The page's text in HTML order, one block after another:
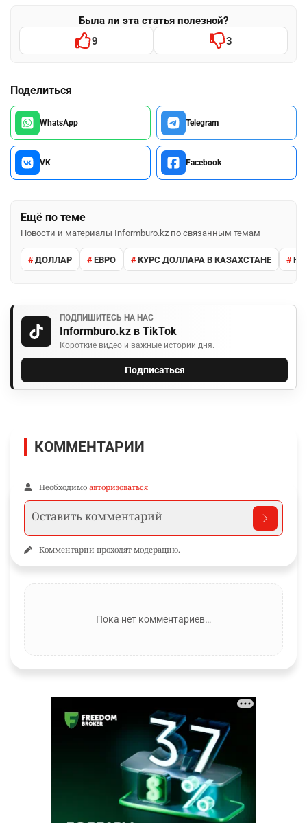
Была ли эта статья полезной?
9 3
Поделиться
WhatsApp Telegram
VK Facebook
Ещё по теме
Новости и материалы Informburo.kz по связанным темам
ДОЛЛАР ЕВРО КУРС ДОЛЛАРА В КАЗАХСТАНЕ
ПОДПИШИТЕСЬ НА НАС
Informburo.kz в TikTok
Короткие видео и важные истории дня.
Подписаться
КОММЕНТАРИИ
Необходимо авторизоваться
Комментарии проходят модерацию.
Пока нет комментариев…